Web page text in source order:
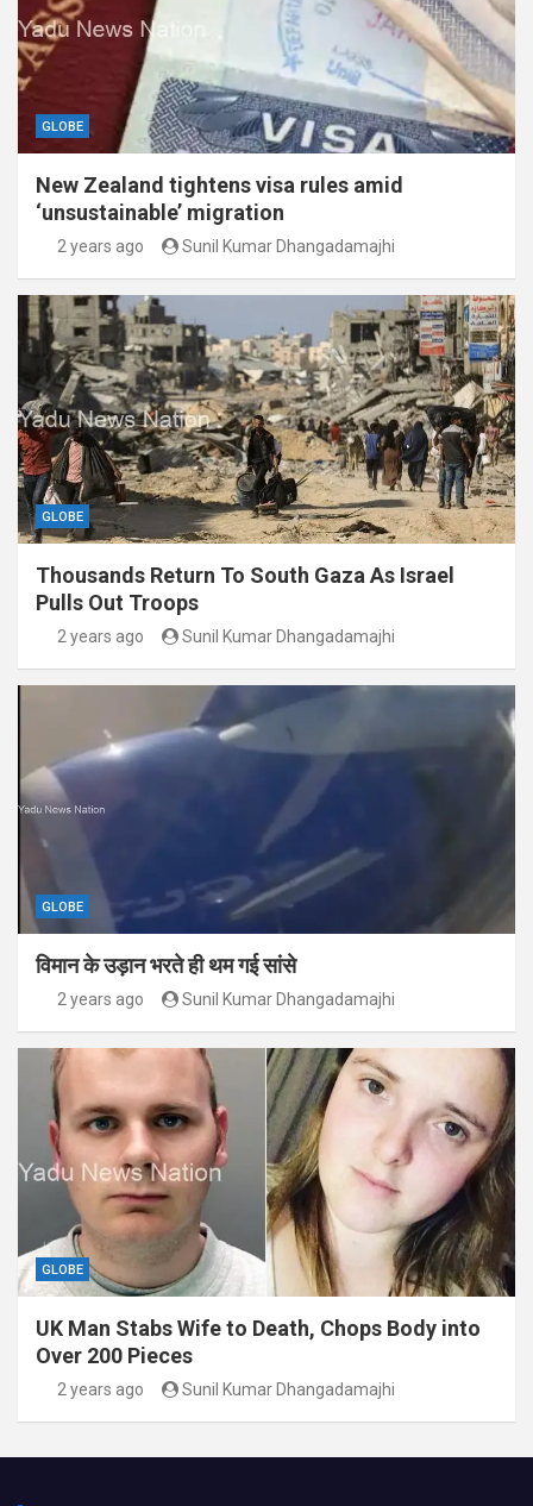
GLOBE
New Zealand tightens visa rules amid
‘unsustainable’ migration
2 years ago Sunil Kumar Dhangadamajhi
GLOBE
Thousands Return To South Gaza As Israel
Pulls Out Troops
2 years ago Sunil Kumar Dhangadamajhi
GLOBE
विमान के उड़ान भरते ही थम गई सांसे
2 years ago Sunil Kumar Dhangadamajhi
GLOBE
UK Man Stabs Wife to Death, Chops Body into
Over 200 Pieces
2 years ago Sunil Kumar Dhangadamajhi